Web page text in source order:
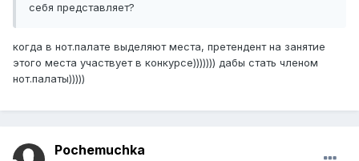
себя представляет?
когда в нот.палате выделяют места, претендент на занятие
этого места участвует в конкурсе))))))) дабы стать членом
нот.палаты)))))
Pochemuchka